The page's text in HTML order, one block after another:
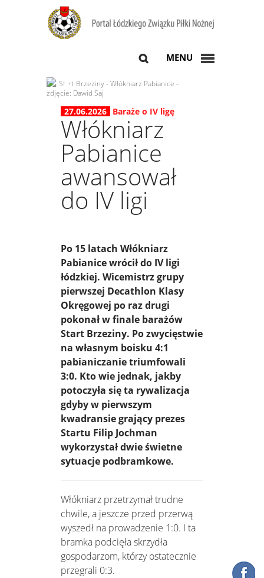
MENU
fot. Start Brzeziny - Włókniarz Pabianice -
zdjęcie: Dawid Saj
27.06.2026 Baraże o IV ligę
Włókniarz
Pabianice
awansował
do IV ligi
Po 15 latach Włókniarz
Pabianice wrócił do IV ligi
łódzkiej. Wicemistrz grupy
pierwszej Decathlon Klasy
Okręgowej po raz drugi
pokonał w finale barażów
Start Brzeziny. Po zwycięstwie
na własnym boisku 4:1
pabianiczanie triumfowali
3:0. Kto wie jednak, jakby
potoczyła się ta rywalizacja
gdyby w pierwszym
kwadransie grający prezes
Startu Filip Jochman
wykorzystał dwie świetne
sytuacje podbramkowe.
Włókniarz przetrzymał trudne
chwile, a jeszcze przed przerwą
wyszedł na prowadzenie 1:0. I ta
bramka podcięła skrzydła
gospodarzom, którzy ostatecznie
przegrali 0:3.